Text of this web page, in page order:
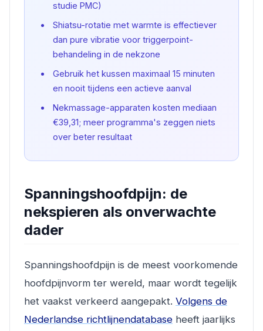
studie PMC)
Shiatsu-rotatie met warmte is effectiever
dan pure vibratie voor triggerpoint-
behandeling in de nekzone
Gebruik het kussen maximaal 15 minuten
en nooit tijdens een actieve aanval
Nekmassage-apparaten kosten mediaan
€39,31; meer programma's zeggen niets
over beter resultaat
Spanningshoofdpijn: de
nekspieren als onverwachte
dader
Spanningshoofdpijn is de meest voorkomende
hoofdpijnvorm ter wereld, maar wordt tegelijk
het vaakst verkeerd aangepakt. Volgens de
Nederlandse richtlijnendatabase heeft jaarlijks